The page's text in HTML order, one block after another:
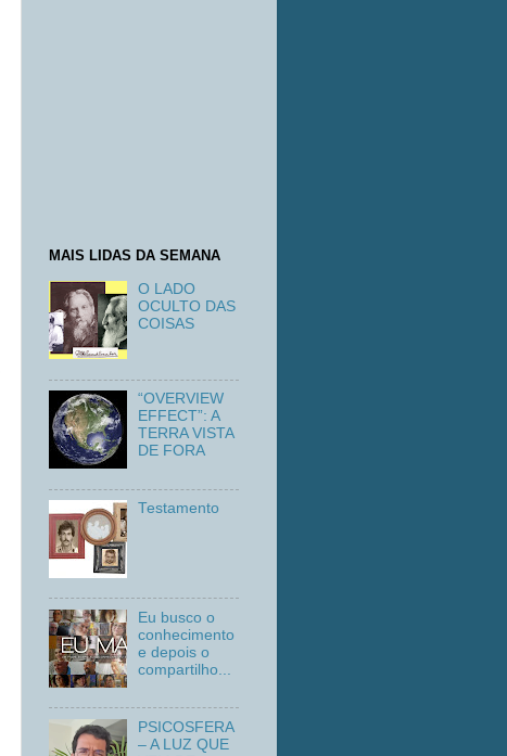
MAIS LIDAS DA SEMANA
O LADO
OCULTO DAS
COISAS
“OVERVIEW
EFFECT”: A
TERRA VISTA
DE FORA
Testamento
Eu busco o
conhecimento
e depois o
compartilho...
PSICOSFERA
– A LUZ QUE